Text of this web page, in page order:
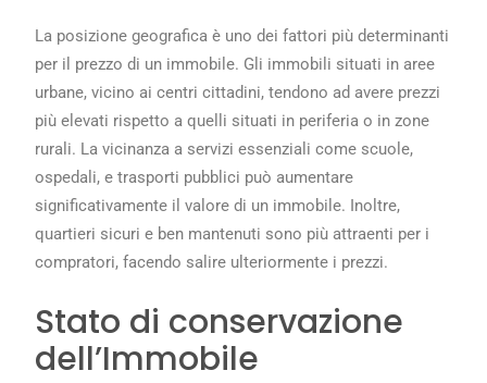
La posizione geografica è uno dei fattori più determinanti
per il prezzo di un immobile. Gli immobili situati in aree
urbane, vicino ai centri cittadini, tendono ad avere prezzi
più elevati rispetto a quelli situati in periferia o in zone
rurali. La vicinanza a servizi essenziali come scuole,
ospedali, e trasporti pubblici può aumentare
significativamente il valore di un immobile. Inoltre,
quartieri sicuri e ben mantenuti sono più attraenti per i
compratori, facendo salire ulteriormente i prezzi.
Stato di conservazione
dell’Immobile